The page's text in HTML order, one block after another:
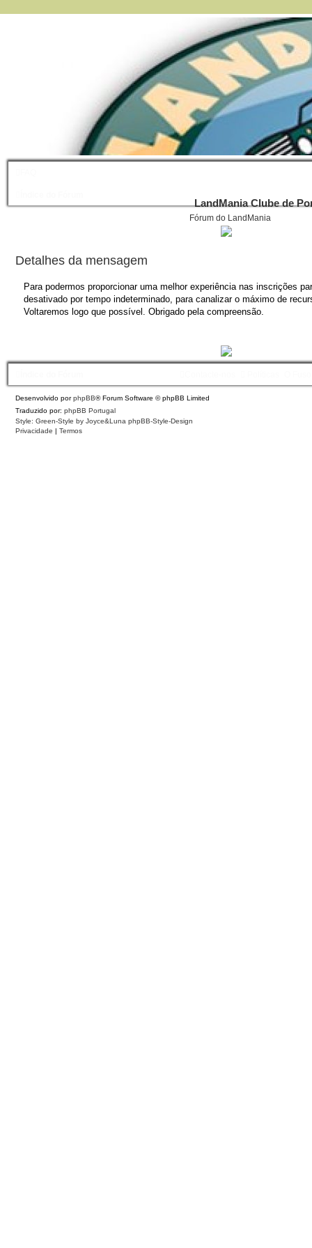
LandMania Clube de
Fórum do LandMania
Detalhes da mensagem
Para podermos proporcionar uma melhor experiência nas inscrições
desativado por tempo indeterminado, para canalizar o máximo de
Voltaremos logo que possível. Obrigado pela compreensão.
Desenvolvido porphpBB® Forum Software © phpBB Limited
Traduzido por: phpBB Portugal
Style: Green-Style by Joyce&Luna phpBB-Style-Design
Privacidade | Termos